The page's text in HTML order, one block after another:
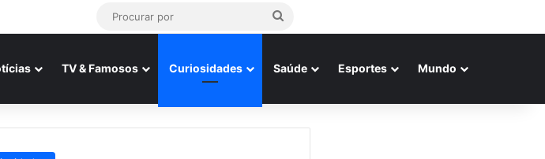
Procurar
TV & Famosos Curiosidades Saúde Esportes Mundo